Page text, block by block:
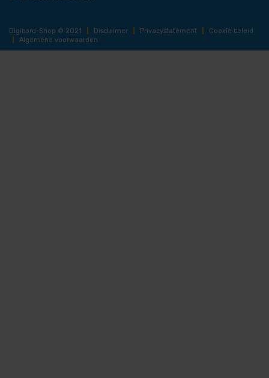
Digibord-Shop © 2021 Disclaimer Privacystatement
Cookie beleid
Algemene voorwaarden